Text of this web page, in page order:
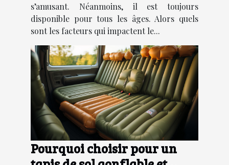
s’amusant. Néanmoins, il est toujours
disponible pour tous les âges. Alors quels
sont les facteurs qui impactent le...
Pourquoi choisir pour un